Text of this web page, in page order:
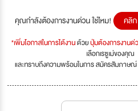
คุณกำลังต้องการงานด่วน ใช่ไหม! คลิ
*เพิ่มโอกาสในการได้งานด้วยปุ่มต้องการงานด่
เลือกเรซูเม่ของคุณ
และทราบถึงความพร้อมในการ สมัครสัมภาษณ์